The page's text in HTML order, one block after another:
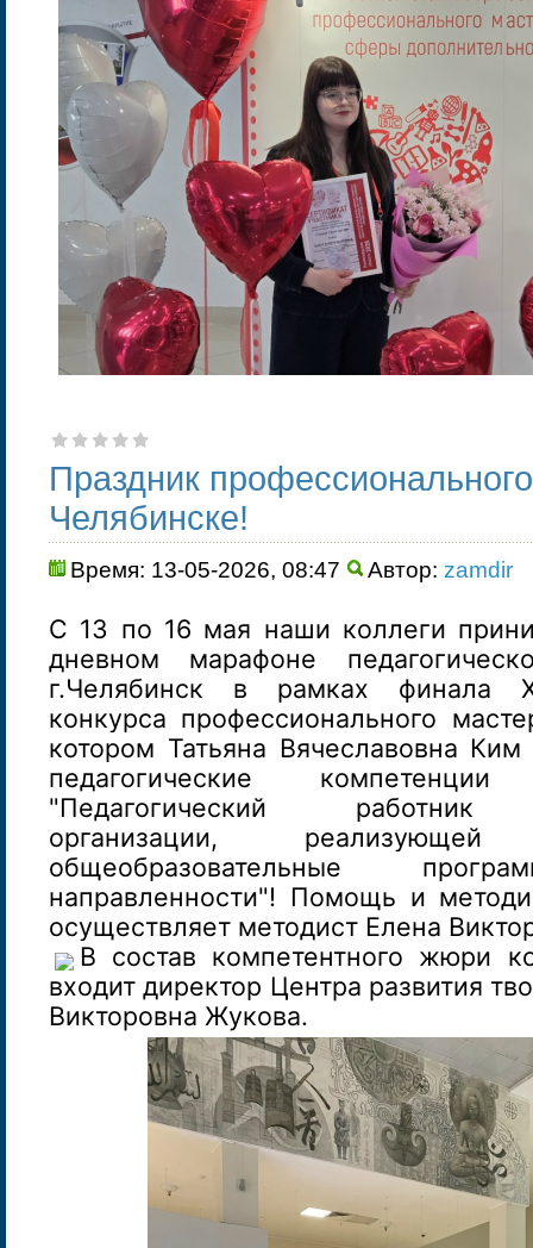
Праздник
Челябинске!
Время: 13-05-2026, 08:47 Автор: zamdir
С 13 по 16 мая наши коллеги
дневном марафоне
г.Челябинск в рамках финала
конкурса профессионального
котором Татьяна Вячеславовна Ким
педагогические
"Педагогический работник
организации, реализующей
общеобразовательные
направленности"! Помощь и
осуществляет методист Елена
В состав компетентного жюри
входит директор Центра развития
Викторовна Жукова.